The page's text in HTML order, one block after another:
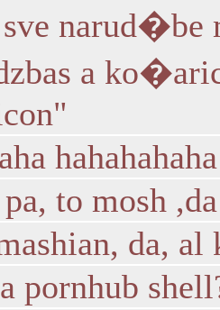
sve narud�be
a
to mosh ,da
da, al
pornhub